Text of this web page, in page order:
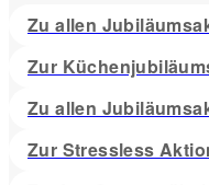
Zu allen
Zur
Zu allen
Zur Stressless